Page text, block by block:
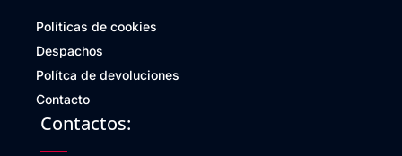
Políticas de cookies
Despachos
Polítca de devoluciones
Contacto
Contactos: